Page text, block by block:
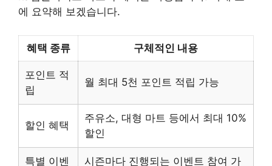
에 요약해 보겠습니다.
혜택 종류 구체적인 내용
포인트 적
립
월 최대 5천 포인트 적립 가능
할인 혜택
주유소, 대형 마트 등에서 최대 10%
할인
특별 이벤
시즌마다 진행되는 이벤트 참여 가